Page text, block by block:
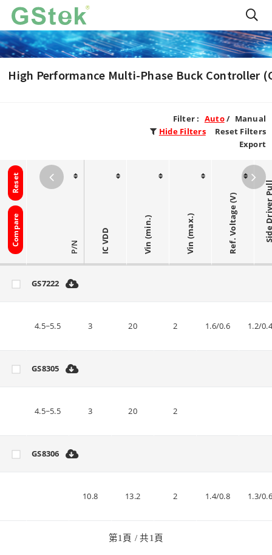
High Performance Multi-Phase Buck Controller
Filter : Auto/ Manual
Hide Filters
Reset Filters
Export
Compare
Reset
P/N IC VDD Vin (min.) Vin (max.) Ref. Voltage (V)
GS7222
4.5~5.5 3 20 2 1.6/0.6 1.2/0.4
GS8305
4.5~5.5 3 20 2
GS8306
10.8 13.2 2 1.4/0.8 1.3/0.6
第1 頁 / 共1 頁